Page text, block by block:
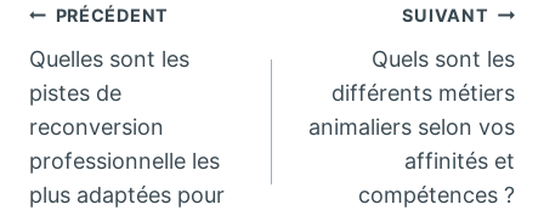
Navigation
de
l’article
PRÉCÉDENT
Quelles sont les
pistes de
reconversion
professionnelle les
plus adaptées pour
SUIVANT
Quels sont les
différents métiers
animaliers selon vos
affinités et
compétences ?